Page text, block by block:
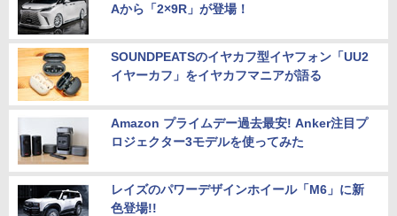
Aから「2×9R」が登場！
SOUNDPEATSのイヤカフ型イヤフォン「UU2
イヤーカフ」をイヤカフマニアが語る
Amazon プライムデー過去最安! Anker注目プ
ロジェクター3モデルを使ってみた
レイズのパワーデザインホイール「M6」に新
色登場!!